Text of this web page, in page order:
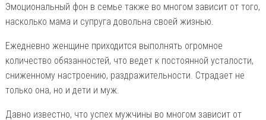
Эмоциональный фон в семье также во многом зависит от того,
насколько мама и супруга довольна своей жизнью.
Ежедневно женщине приходится выполнять огромное
количество обязанностей, что ведет к постоянной усталости,
сниженному настроению, раздражительности. Страдает не
только она, но и дети и муж.
Давно известно, что успех мужчины во многом зависит от